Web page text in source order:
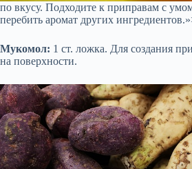
по вкусу. Подходите к приправам с
перебить аромат других
Мукомол: 1 ст. ложка. Для создания
на поверхности.